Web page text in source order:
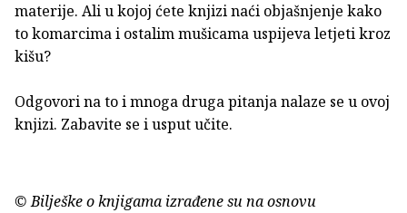
materije. Ali u kojoj ćete knjizi naći objašnjenje kako
to komarcima i ostalim mušicama uspijeva letjeti kroz
kišu?
Odgovori na to i mnoga druga pitanja nalaze se u ovoj
knjizi. Zabavite se i usput učite.
© Bilješke o knjigama izrađene su na osnovu